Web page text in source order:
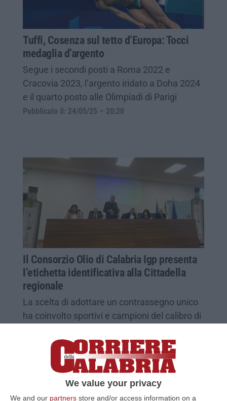
We value your privacy
We and our partners store and/or access information on a
Tuffi, Cosenza sul tetto d’Europa: Tocci
medaglia d’argento
Segue i secondi posti a Roma 2022 e
Cracovia 2023, l’argento iridato a Doha 2024
e il quarto posto alle Olimpiadi di Parigi
Pubblicato il: 24/05/25 – 20:20
Il Consorzio Olio di Calabria Igp presenta
l’etichetta identificativa alla Cittadella
regionale
La scelta di adottare un contrassegno unico
ha coinvolto sportivi e campioni del calibro di
Pubblicato il: 16/04/25 – 8:46